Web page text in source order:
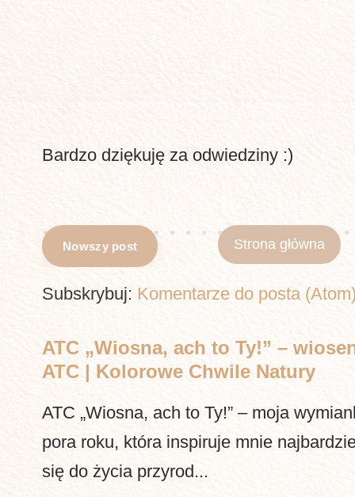
Bardzo dziękuję za odwiedziny :)
Nowszy post Strona główna
Subskrybuj: Komentarze do posta
ATC „Wiosna, ach to Ty!” –
ATC | Kolorowe Chwile Natury
ATC „Wiosna, ach to Ty!” – moja
pora roku, która inspiruje mnie
się do życia przyrod...